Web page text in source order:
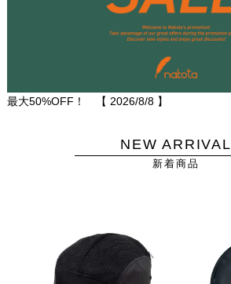
最大50%OFF！ 【 2026/8/8】
NEW ARRIVAL
新着商品